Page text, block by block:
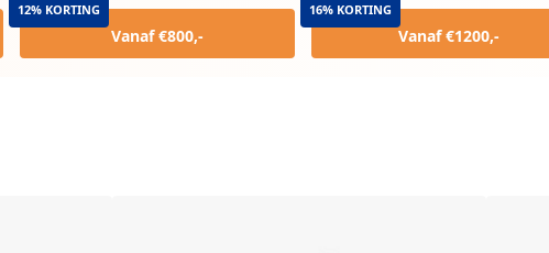
12% KORTING
Vanaf €800,-
16% KORTING
Vanaf €1200,-